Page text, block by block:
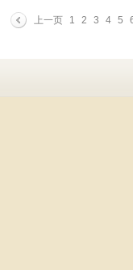
上一页 1 2 3 4 5